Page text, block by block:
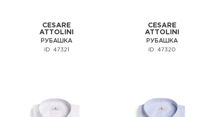
CESARE
ATTOLINI
РУБАШКА
ID: 47321
CESARE
ATTOLINI
РУБАШКА
ID: 47320